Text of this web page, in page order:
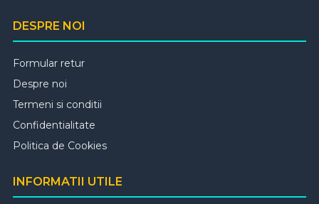
DESPRE NOI
Formular retur
Despre noi
Termeni si conditii
Confidentialitate
Politica de Cookies
INFORMATII UTILE